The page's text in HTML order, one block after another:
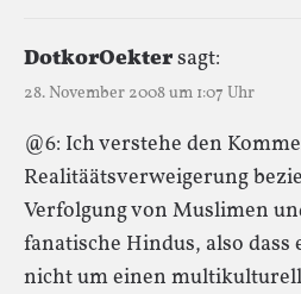
DotkorOektersagt:
28. November 2008 um 1:07 Uhr
@6: Ich verstehe den
Realitäätsverweigerung
Verfolgung von Muslimen
fanatische Hindus, also dass
nicht um einen